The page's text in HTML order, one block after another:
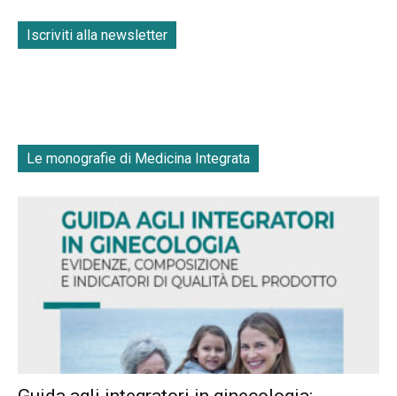
Iscriviti alla newsletter
Le monografie di Medicina Integrata